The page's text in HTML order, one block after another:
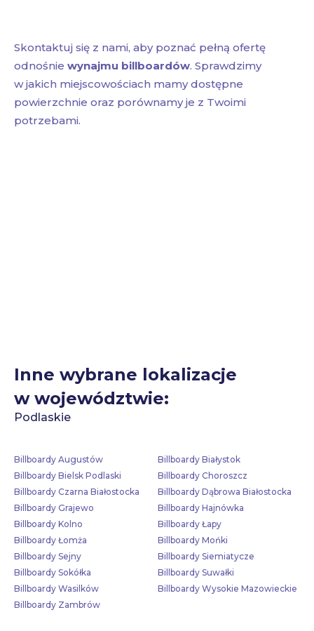
Skontaktuj się z nami, aby poznać pełną ofertę
odnośnie wynajmu billboardów. Sprawdzimy
w jakich miejscowościach mamy dostępne
powierzchnie oraz porównamy je z Twoimi
potrzebami.
Inne wybrane lokalizacje
w województwie:
Podlaskie
Billboardy Augustów
Billboardy Białystok
Billboardy Bielsk Podlaski
Billboardy Choroszcz
Billboardy Czarna Białostocka
Billboardy Dąbrowa Białostocka
Billboardy Grajewo
Billboardy Hajnówka
Billboardy Kolno
Billboardy Łapy
Billboardy Łomża
Billboardy Mońki
Billboardy Sejny
Billboardy Siemiatycze
Billboardy Sokółka
Billboardy Suwałki
Billboardy Wasilków
Billboardy Wysokie Mazowieckie
Billboardy Zambrów